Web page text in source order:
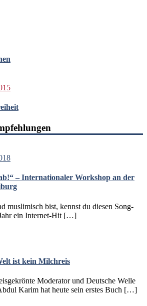
– Internationaler Workshop an der
muslimisch bist, kennst du diesen Song-
ein Internet-Hit […]
ist kein Milchreis
Moderator und Deutsche Welle
Karim hat heute sein erstes Buch […]